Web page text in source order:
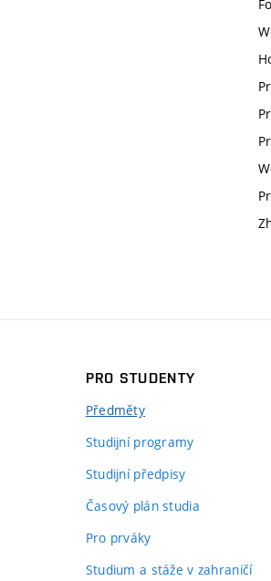
PRO STUDENTY
Předměty
Studijní programy
Studijní předpisy
Časový plán studia
Pro prváky
Studium a stáže v zahraničí